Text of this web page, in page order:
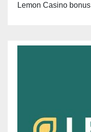
Lemon Casino bonus